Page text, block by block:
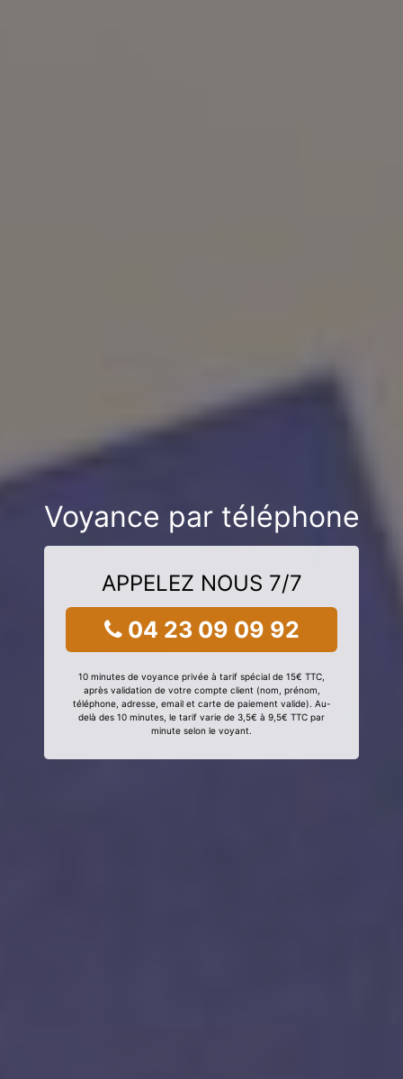
Voyance par téléphone
APPELEZ NOUS 7/7
04 23 09 09 92
10 minutes de voyance privée à tarif spécial de 15€ TTC,
après validation de votre compte client (nom, prénom,
téléphone, adresse, email et carte de paiement valide). Au-
delà des 10 minutes, le tarif varie de 3,5€ à 9,5€ TTC par
minute selon le voyant.